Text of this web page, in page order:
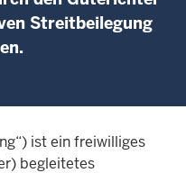
Streitbeilegung
ist ein freiwilliges
begleitetes